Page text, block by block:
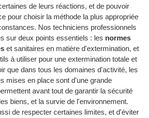
de leurs réactions, et de pouvoir
pour choisir la méthode la plus appropriée
Nos techniciens professionnels
sur deux points essentiels : les normes
et sanitaires en matière d'extermination, et
à utiliser pour une extermination totale et
que dans tous les domaines d'activité, les
mises en place sont d'une grande
avant tout de garantir la sécurité
biens, et la survie de l'environnement.
de respecter certaines limites, et d'éviter